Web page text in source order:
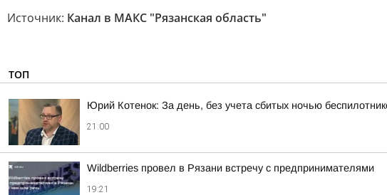
Источник: Канал в МАКС "Рязанская область"
ТОП
Юрий Котенок: За день, без учета сбитых ночью
21:00
Wildberries провел в Рязани встречу с предпринимателями
19:21